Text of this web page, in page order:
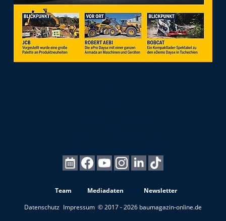
Team Mediadaten
Newsletter
Datenschutz Impressum © 2017 - 2026 baumagazin-online.de